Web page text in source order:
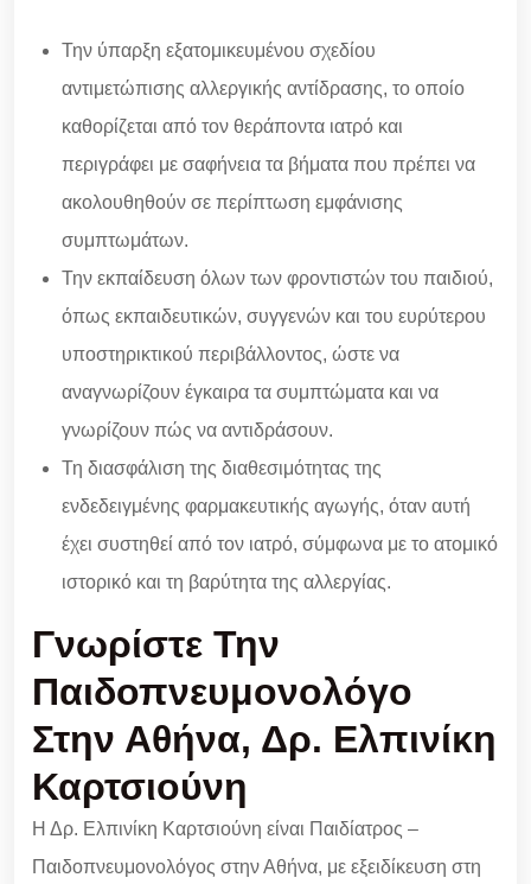
Την ύπαρξη εξατομικευμένου σχεδίου
αντιμετώπισης αλλεργικής αντίδρασης, το οποίο
καθορίζεται από τον θεράποντα ιατρό και
περιγράφει με σαφήνεια τα βήματα που πρέπει να
ακολουθηθούν σε περίπτωση εμφάνισης
συμπτωμάτων.
Την εκπαίδευση όλων των φροντιστών του παιδιού,
όπως εκπαιδευτικών, συγγενών και του ευρύτερου
υποστηρικτικού περιβάλλοντος, ώστε να
αναγνωρίζουν έγκαιρα τα συμπτώματα και να
γνωρίζουν πώς να αντιδράσουν.
Τη διασφάλιση της διαθεσιμότητας της
ενδεδειγμένης φαρμακευτικής αγωγής, όταν αυτή
έχει συστηθεί από τον ιατρό, σύμφωνα με το ατομικό
ιστορικό και τη βαρύτητα της αλλεργίας.
Γνωρίστε Την
Παιδοπνευμονολόγο
Στην Αθήνα, Δρ. Ελπινίκη
Καρτσιούνη
Η Δρ. Ελπινίκη Καρτσιούνη είναι Παιδίατρος –
Παιδοπνευμονολόγος στην Αθήνα, με εξειδίκευση στη